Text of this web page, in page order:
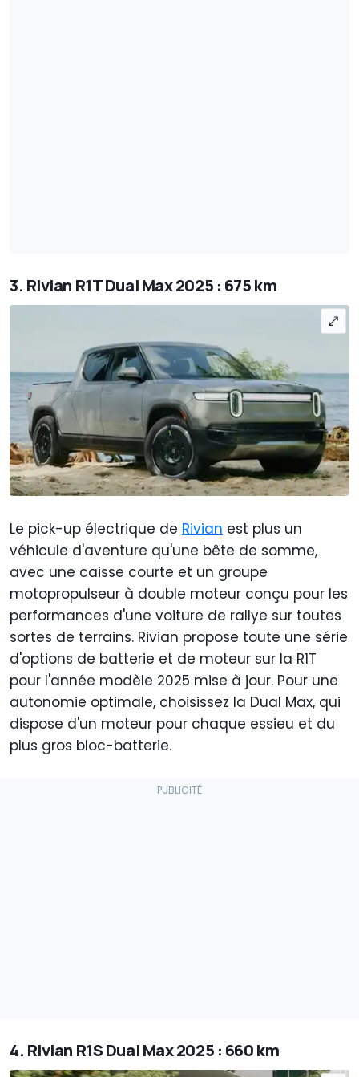
3. Rivian R1T Dual Max 2025 : 675 km
Le pick-up électrique de Rivian est plus un
véhicule d'aventure qu'une bête de somme,
avec une caisse courte et un groupe
motopropulseur à double moteur conçu pour les
performances d'une voiture de rallye sur toutes
sortes de terrains. Rivian propose toute une série
d'options de batterie et de moteur sur la R1T
pour l'année modèle 2025 mise à jour. Pour une
autonomie optimale, choisissez la Dual Max, qui
dispose d'un moteur pour chaque essieu et du
plus gros bloc-batterie.
4. Rivian R1S Dual Max 2025 : 660 km